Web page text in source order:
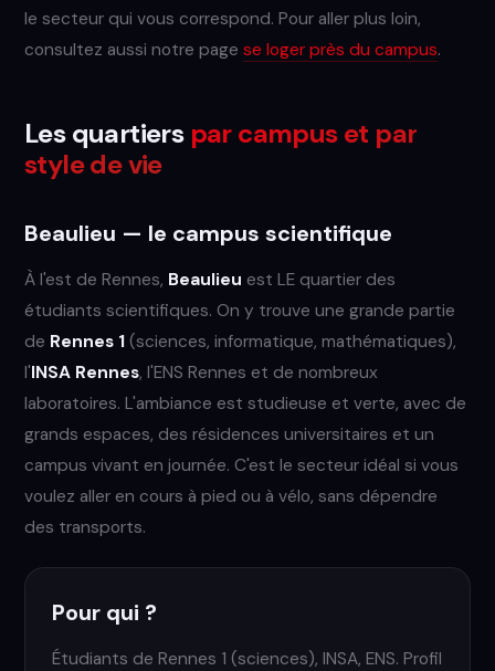
le secteur qui vous correspond. Pour aller plus loin,
consultez aussi notre page se loger près du campus.
Les quartiers par campus et par
style de vie
Beaulieu — le campus scientifique
À l'est de Rennes, Beaulieu est LE quartier des
étudiants scientifiques. On y trouve une grande partie
de Rennes 1 (sciences, informatique, mathématiques),
l'INSA Rennes, l'ENS Rennes et de nombreux
laboratoires. L'ambiance est studieuse et verte, avec de
grands espaces, des résidences universitaires et un
campus vivant en journée. C'est le secteur idéal si vous
voulez aller en cours à pied ou à vélo, sans dépendre
des transports.
Pour qui ?
Étudiants de Rennes 1 (sciences), INSA, ENS. Profil